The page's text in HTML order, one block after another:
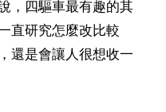
，四驅車最有趣的其
直研究怎麼改比較
還是會讓人很想收一